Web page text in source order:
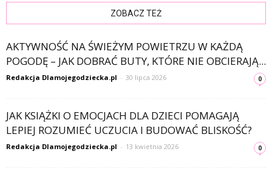
ZOBACZ TEŻ
AKTYWNOŚĆ NA ŚWIEŻYM POWIETRZU W KAŻDĄ
POGODĘ – JAK DOBRAĆ BUTY, KTÓRE NIE OBCIERAJĄ...
Redakcja Dlamojegodziecka.pl - 30 lipca 2026 0
JAK KSIĄŻKI O EMOCJACH DLA DZIECI POMAGAJĄ
LEPIEJ ROZUMIEĆ UCZUCIA I BUDOWAĆ BLISKOŚĆ?
Redakcja Dlamojegodziecka.pl - 13 kwietnia 2026 0